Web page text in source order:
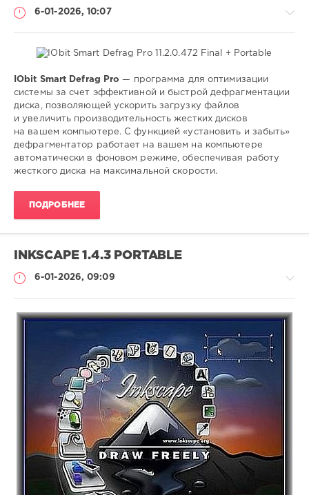
6-01-2026, 10:07
SamDel
0
дефрагментация,
IObit Smart Defrag Pro — программа для оптимизации
системы за счет эффективной и быстрой дефрагментации
диска, позволяющей ускорить загрузку файлов
и увеличить производительность жестких дисков
на вашем компьютере. С функцией «установить и забыть»
дефрагментатор работает на вашем на компьютере
автоматически в фоновом режиме, обеспечивая работу
жесткого диска на максимальной скорости.
ПОДРОБНЕЕ
INKSCAPE 1.4.3 PORTABLE
6-01-2026, 09:09
(portable)
Lemb46
Portable,
Inkscape,
Редактор
векторной